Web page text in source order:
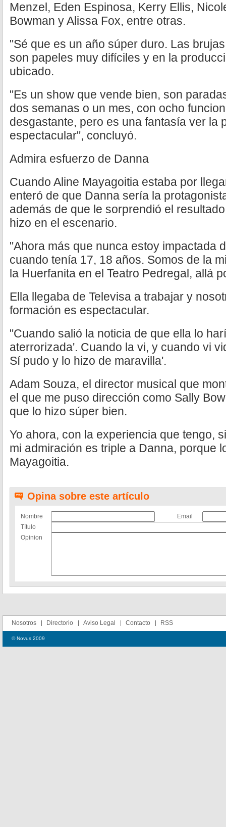
Menzel, Eden Espinosa, Kerry Ellis,
Bowman y Alissa Fox, entre otras.
"Sé que es un año súper duro. Las
son papeles muy difíciles y en la
ubicado.
"Es un show que vende bien, son
dos semanas o un mes, con ocho
desgastante, pero es una fantasía ver la
espectacular", concluyó.
Admira esfuerzo de Danna
Cuando Aline Mayagoitia estaba por
enteró de que Danna sería la
además de que le sorprendió el
hizo en el escenario.
"Ahora más que nunca estoy impactada
cuando tenía 17, 18 años. Somos de la
la Huerfanita en el Teatro Pedregal, allá
Ella llegaba de Televisa a trabajar y
formación es espectacular.
"Cuando salió la noticia de que ella lo
aterrorizada'. Cuando la vi, y cuando vi
Sí pudo y lo hizo de maravilla'.
Adam Souza, el director musical que
el que me puso dirección como Sally
que lo hizo súper bien.
Yo ahora, con la experiencia que tengo,
mi admiración es triple a Danna, porque
Mayagoitia.
Opina sobre este artículo
Nombre
Email
Título
Opinion
Nosotros Directorio Aviso Legal Contacto RSS
© Novus 2009